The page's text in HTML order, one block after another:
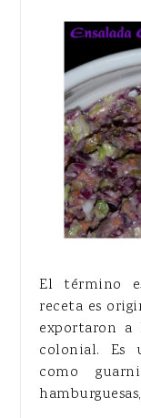
El término
receta es
exportaron a
colonial. Es
como